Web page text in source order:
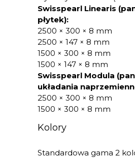
Swisspearl Linearis
płytek):
2500 × 300 × 8 mm
2500 × 147 × 8 mm
1500 × 300 × 8 mm
1500 × 147 × 8 mm
Swisspearl Modula
układania
2500 × 300 × 8 mm
1500 × 300 × 8 mm
Kolory
Standardowa gama 2